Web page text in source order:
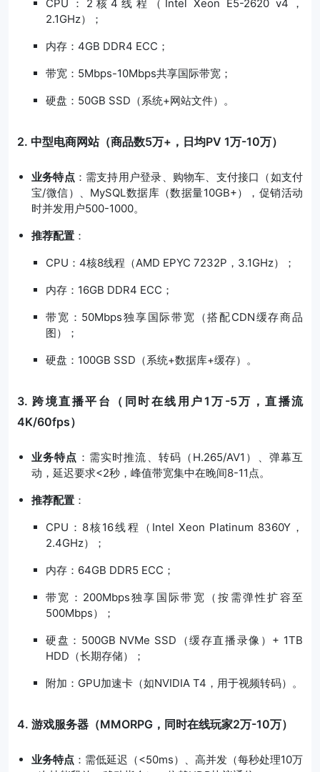
CPU：2核4线程（Intel Xeon E5-2620 v4，
2.1GHz）；
内存：4GB DDR4 ECC；
带宽：5Mbps-10Mbps共享国际带宽；
硬盘：50GB SSD（系统+网站文件）。
2. 中型电商网站（商品数5万+，日均PV 1万-10万）
业务特点：需支持用户登录、购物车、支付接口（如支付
宝/微信）、MySQL数据库（数据量10GB+），促销活动
时并发用户500-1000。
推荐配置 ：
CPU：4核8线程（AMD EPYC 7232P，3.1GHz）；
内存：16GB DDR4 ECC；
带宽：50Mbps独享国际带宽（搭配CDN缓存商品
图）；
硬盘：100GB SSD（系统+数据库+缓存）。
3. 跨境直播平台（同时在线用户1万-5万，直播流
4K/60fps）
业务特点 ：需实时推流、转码（H.265/AV1）、弹幕互
动，延迟要求<2秒，峰值带宽集中在晚间8-11点。
推荐配置 ：
CPU：8核16线程（Intel Xeon Platinum 8360Y，
2.4GHz）；
内存：64GB DDR5 ECC；
带宽：200Mbps独享国际带宽（按需弹性扩容至
500Mbps）；
硬盘：500GB NVMe SSD（缓存直播录像）+ 1TB
HDD（长期存储）；
附加：GPU加速卡（如NVIDIA T4，用于视频转码）。
4. 游戏服务器（MMORPG，同时在线玩家2万-10万）
业务特点 ：需低延迟（<50ms）、高并发（每秒处理10万